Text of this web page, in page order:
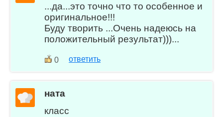
...да...это точно что то особенное и
оригинальное!!!
Буду творить ...Очень надеюсь на
положительный результат)))...
0 ответить
ната
класс